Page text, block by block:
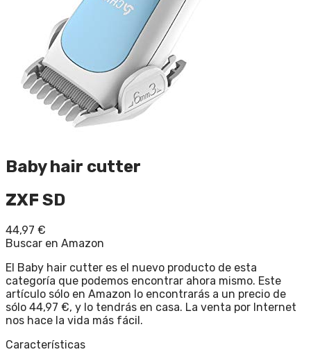
Baby hair cutter
ZXF SD
44,97 €
Buscar en Amazon
El Baby hair cutter es el nuevo producto de esta
categoría que podemos encontrar ahora mismo. Este
artículo sólo en Amazon lo encontrarás a un precio de
sólo 44,97 €, y lo tendrás en casa. La venta por Internet
nos hace la vida más fácil.
Características